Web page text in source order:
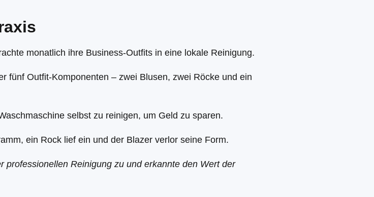
monatlich ihre Business-Outfits in eine lokale Reinigung.
fünf Outfit-Komponenten – zwei Blusen, zwei Röcke und ein
selbst zu reinigen, um Geld zu sparen.
ein Rock lief ein und der Blazer verlor seine Form.
Reinigung zu und erkannte den Wert der